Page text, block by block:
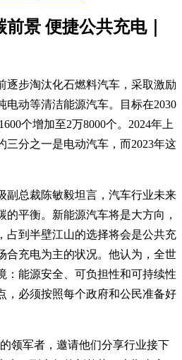
景 便捷公共充电｜
逐步淘汰化石燃料汽车，采取激励
电动等清洁能源汽车。目标在2030
个增加至2万8000个。2024年上
三分之一是电动汽车，而2023年这
副总裁陈敏毅坦言，汽车行业未来
平衡。新能源汽车将是大方向，
占到半壁江山的选择将会是公共充
合充电为主的状况。他认为，全世
：能源安全、可负担性和可持续性
，必须按照每个政府和公民准备好
领军者，邀请他们分享行业接下